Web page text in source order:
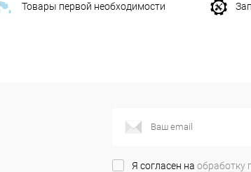
Товары первой необходимости
Я согласен на обработку